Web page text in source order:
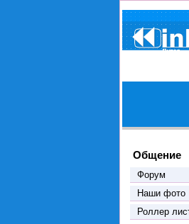
Общение
Форум
Наши фото
Роллер